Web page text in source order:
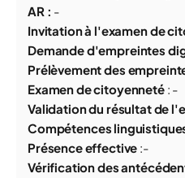
AR : -
Invitation à l'examen de
Demande d'empreintes
Prélèvement des
Examen de citoyenneté: -
Validation du résultat de
Compétences
Présence effective :-
Vérification des